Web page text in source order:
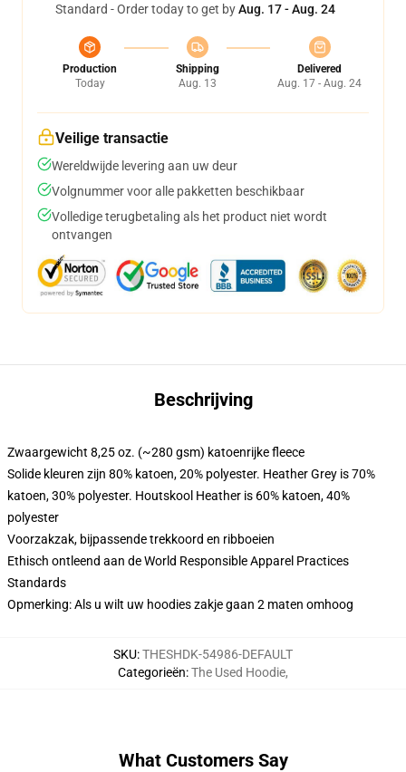
Standard - Order today to get byAug. 17 - Aug. 24
Production
Today
Shipping
Aug. 13
Delivered
Aug. 17 - Aug. 24
Veilige transactie
Wereldwijde levering aan uw deur
Volgnummer voor alle pakketten beschikbaar
Volledige terugbetaling als het product niet wordt
ontvangen
Beschrijving
Zwaargewicht 8,25 oz. (~280 gsm) katoenrijke fleece
Solide kleuren zijn 80% katoen, 20% polyester. Heather Grey is 70%
katoen, 30% polyester. Houtskool Heather is 60% katoen, 40%
polyester
Voorzakzak, bijpassende trekkoord en ribboeien
Ethisch ontleend aan de World Responsible Apparel Practices
Standards
Opmerking: Als u wilt uw hoodies zakje gaan 2 maten omhoog
SKU:THESHDK-54986-DEFAULT
Categorieën:The Used Hoodie,
What Customers Say